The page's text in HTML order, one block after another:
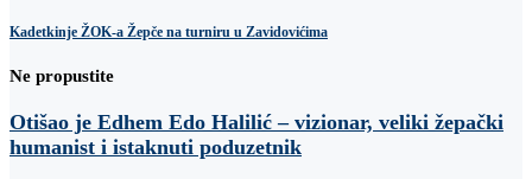
Kadetkinje ŽOK-a Žepče na turniru u Zavidovićima
Ne propustite
Otišao je Edhem Edo Halilić – vizionar, veliki žepački
humanist i istaknuti poduzetnik